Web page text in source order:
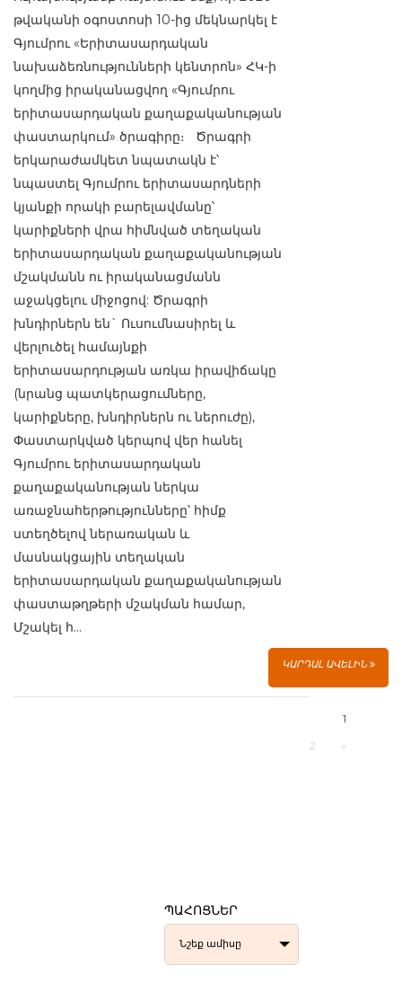
թվականի օգոստոսի 10-ից մեկնարկել է
Գյումրու «Երիտասարդական
նախաձեռնությունների կենտրոն» ՀԿ-ի
կողմից իրականացվող «Գյումրու
երիտասարդական քաղաքականության
փաստարկում» ծրագիրը։ Ծրագրի
երկարաժամկետ նպատակն է՝
նպաստել Գյումրու երիտասարդների
կյանքի որակի բարելավմանը՝
կարիքների վրա հիմնված տեղական
երիտասարդական քաղաքականության
մշակմանն ու իրականացմանն
աջակցելու միջոցով: Ծրագրի
խնդիրներն են` Ուսումնասիրել և
վերլուծել համայնքի
երիտասարդության առկա իրավիճակը
(նրանց պատկերացումները,
կարիքները, խնդիրներն ու ներուժը),
Փաստարկված կերպով վեր հանել
Գյումրու երիտասարդական
քաղաքականության ներկա
առաջնահերթությունները՝ հիմք
ստեղծելով ներառական և
մասնակցային տեղական
երիտասարդական քաղաքականության
փաստաթղթերի մշակման համար,
Մշակել հ...
ԿԱՐԴԱԼ ԱՎԵԼԻՆ
1
2
»
ՊԱՀՈՑՆԵՐ
Նշեք ամիսը